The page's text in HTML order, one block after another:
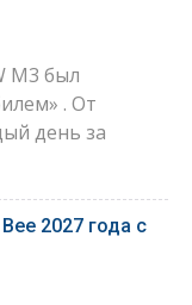
M3 был
. От
день за
2027 года с